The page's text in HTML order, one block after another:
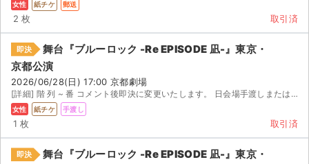
女性 紙チケ 郵送
2 枚 取引済
即決
舞台『ブルーロック -Re EPISODE 凪-』東京・
京都公演
2026/06/28(日) 17:00 京都劇場
[詳細] 階 列 ~ 番 コメント後即決に変更いたします。 日会場手渡しまたはコインロッカー経由
女性 紙チケ 手渡し
1 枚 取引済
即決
舞台『ブルーロック -Re EPISODE 凪-』東京・